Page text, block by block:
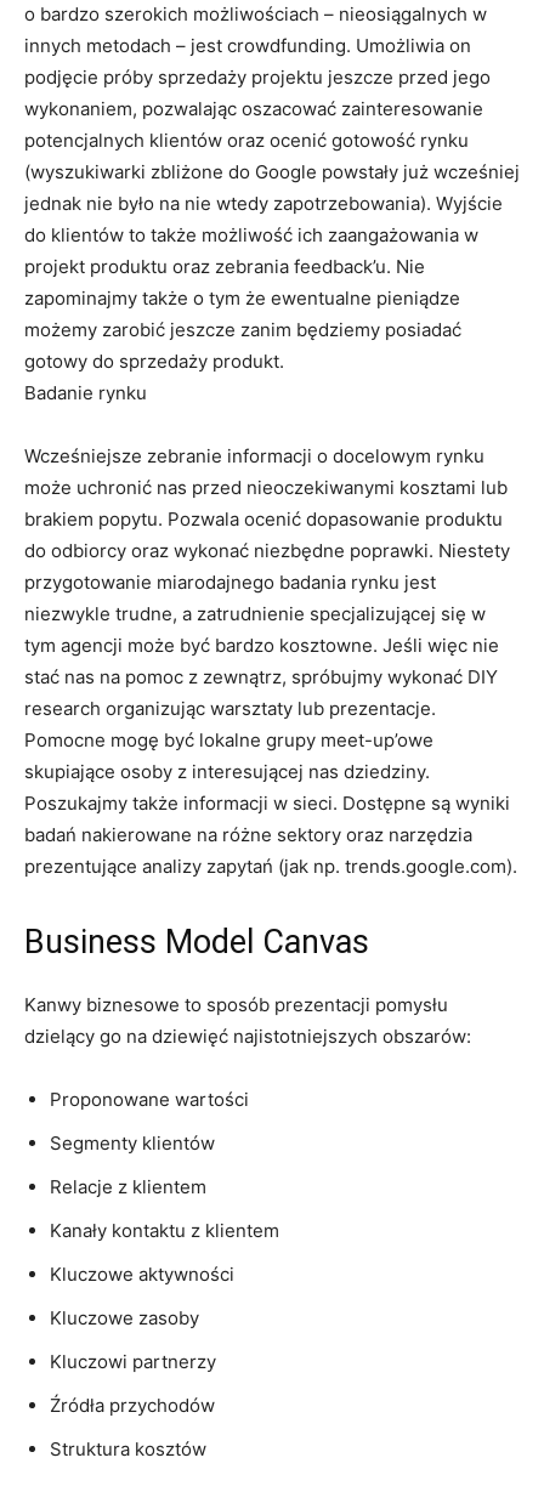
o bardzo szerokich możliwościach – nieosiągalnych w
innych metodach – jest crowdfunding. Umożliwia on
podjęcie próby sprzedaży projektu jeszcze przed jego
wykonaniem, pozwalając oszacować zainteresowanie
potencjalnych klientów oraz ocenić gotowość rynku
(wyszukiwarki zbliżone do Google powstały już wcześniej
jednak nie było na nie wtedy zapotrzebowania). Wyjście
do klientów to także możliwość ich zaangażowania w
projekt produktu oraz zebrania feedback’u. Nie
zapominajmy także o tym że ewentualne pieniądze
możemy zarobić jeszcze zanim będziemy posiadać
gotowy do sprzedaży produkt.
Badanie rynku
Wcześniejsze zebranie informacji o docelowym rynku
może uchronić nas przed nieoczekiwanymi kosztami lub
brakiem popytu. Pozwala ocenić dopasowanie produktu
do odbiorcy oraz wykonać niezbędne poprawki. Niestety
przygotowanie miarodajnego badania rynku jest
niezwykle trudne, a zatrudnienie specjalizującej się w
tym agencji może być bardzo kosztowne. Jeśli więc nie
stać nas na pomoc z zewnątrz, spróbujmy wykonać DIY
research organizując warsztaty lub prezentacje.
Pomocne mogę być lokalne grupy meet-up’owe
skupiające osoby z interesującej nas dziedziny.
Poszukajmy także informacji w sieci. Dostępne są wyniki
badań nakierowane na różne sektory oraz narzędzia
prezentujące analizy zapytań (jak np. trends.google.com).
Business Model Canvas
Kanwy biznesowe to sposób prezentacji pomysłu
dzielący go na dziewięć najistotniejszych obszarów:
Proponowane wartości
Segmenty klientów
Relacje z klientem
Kanały kontaktu z klientem
Kluczowe aktywności
Kluczowe zasoby
Kluczowi partnerzy
Źródła przychodów
Struktura kosztów